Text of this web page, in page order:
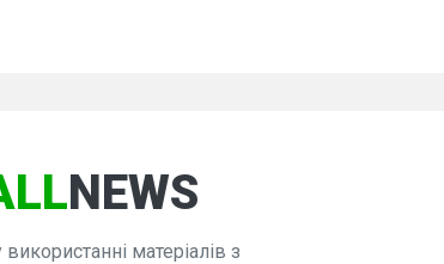
NEWS
матеріалів з